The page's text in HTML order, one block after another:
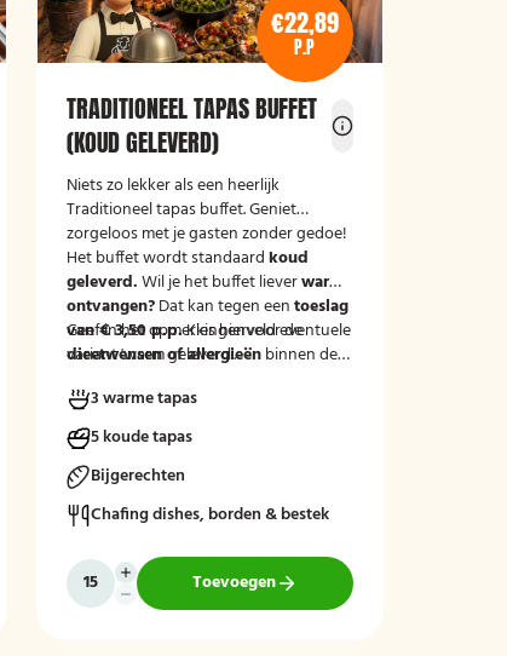
€22,89
P.P
TRADITIONEEL TAPAS BUFFET
(KOUD GELEVERD)
Niets zo lekker als een heerlijk
Traditioneel tapas buffet. Geniet
zorgeloos met je gasten zonder gedoe!
Het buffet wordt standaardkoud
geleverd.Wil je het buffet lieverwarm
ontvangen?Dat kan tegen eentoeslag
van € 3,50 p.p.Kies hiervoor de
variant 'warm geleverd'.
Geef in het opmerkingenveld eventuele
dieetwensen of allergieënbinnen de
mee kunnen houden.
3 warme tapas
5 koude tapas
Bijgerechten
Chafing dishes, borden & bestek
Toevoegen